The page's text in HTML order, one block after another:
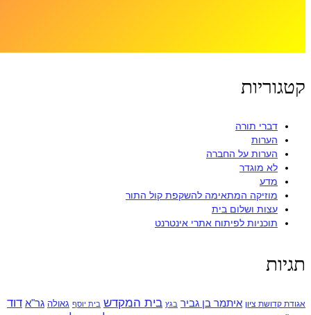
קטגוריות
דברי תורה
הערות
הערות על החברה
לא מוגדר
מדע
מוזיקה המתאימה להשקפת קול התור
עצות ושלום בית
תוכניות לפיתוח אתרי אינטרנט
תגיות
אגודת קדושת ציון איתמר בן גביר בגץ בית המקדש בית יוסף גאולה גר"א דוד